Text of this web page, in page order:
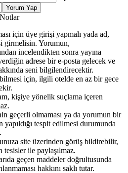
Yorum Yap
için üye girişi yapmalı yada ad,
girmelisin. Yorumun,
incelendikten sonra yayına
adrese bir e-posta gelecek ve
seni bilgilendirecektir.
için, ilgili otelde en az bir gece
kişiye yönelik suçlama içeren
geçerli olmaması ya da yorumun bir
yapıldığı tespit edilmesi durumunda
site üzerinden görüş bildirebilir,
ile paylaşılmaz.
geçen maddeler doğrultusunda
hakkını saklı tutar.